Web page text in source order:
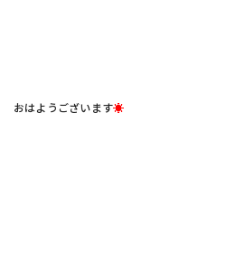
おはようございます☀